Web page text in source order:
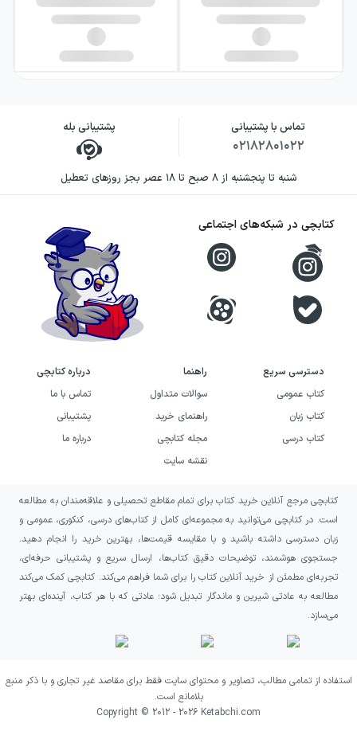
تماس با پشتیبانی
۰۲۱۸۲۸۰۱۰۲۲
پشتیبانی بله
شنبه تا پنجشنبه از ۸ صبح تا ۱۸ عصر بجز روزهای تعطیل
دسترسی سریع
کتاب عمومی
کتاب زبان
کتاب درسی
راهنما
سوالات متداول
راهنمای خرید
مجله کتابچی
نقشه سایت
درباره کتابچی
تماس با ما
پشتیبانی
درباره ما
کتابچی در شبکه‌های اجتماعی
کتابچی مرجع آنلاین خرید کتاب برای تمام مقاطع تحصیلی و علاقه‌مندان به مطالعه
است. در کتابچی می‌توانید به مجموعه‌ای کامل از کتاب‌های درسی، کنکوری، عمومی و
زبان دسترسی داشته باشید و با مقایسه قیمت‌ها، بهترین خرید را انجام دهید.
جستجوی هوشمند، توضیحات دقیق کتاب‌ها، ارسال سریع و پشتیبانی حرفه‌ای،
تجربه‌ای مطمئن از خرید آنلاین کتاب را برای شما فراهم می‌کند. کتابچی کمک می‌کند
مطالعه به عادتی شیرین و ماندگار تبدیل شود؛ عادتی که با هر کتاب، آینده‌ای بهتر
می‌سازد.
استفاده از تمامی مطالب، تصاویر و محتوای سایت فقط برای مقاصد غیر تجاری و با ذکر منبع
بلامانع است.
Copyright © 2012 - 2026 Ketabchi.com